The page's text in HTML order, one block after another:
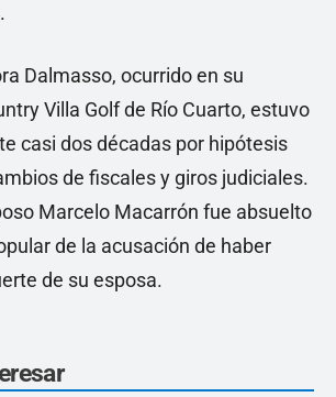
Dalmasso, ocurrido en su
Villa Golf de Río Cuarto, estuvo
casi dos décadas por hipótesis
de fiscales y giros judiciales.
Marcelo Macarrón fue absuelto
de la acusación de haber
de su esposa.